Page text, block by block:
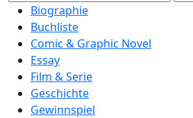
nach:Biographie
Buchliste
Comic & Graphic Novel
Essay
Film & Serie
Geschichte
Gewinnspiel